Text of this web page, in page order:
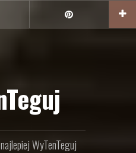
WyTenTeguj